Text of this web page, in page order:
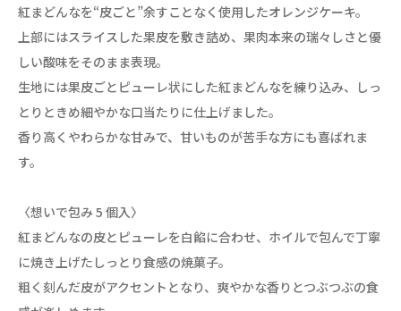
紅まどんなを“皮ごと”余すことなく使用したオレンジケーキ。
上部にはスライスした果皮を敷き詰め、果肉本来の瑞々しさと優
しい酸味をそのまま表現。
生地には果皮ごとピューレ状にした紅まどんなを練り込み、しっ
とりときめ細やかな口当たりに仕上げました。
香り高くやわらかな甘みで、甘いものが苦手な方にも喜ばれま
す。
〈想いで包み 5 個入〉
紅まどんなの皮とピューレを白餡に合わせ、ホイルで包んで丁寧
に焼き上げたしっとり食感の焼菓子。
粗く刻んだ皮がアクセントとなり、爽やかな香りとつぶつぶの食